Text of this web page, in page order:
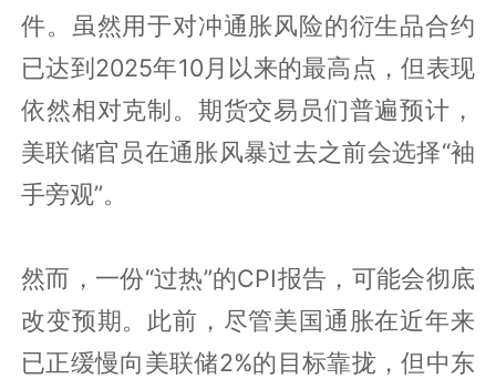
件。虽然用于对冲通胀风险的衍生品合约
已达到2025年10月以来的最高点，但表现
依然相对克制。期货交易员们普遍预计，
美联储官员在通胀风暴过去之前会选择“袖
手旁观”。
然而，一份“过热”的CPI报告，可能会彻底
改变预期。此前，尽管美国通胀在近年来
已正缓慢向美联储2%的目标靠拢，但中东